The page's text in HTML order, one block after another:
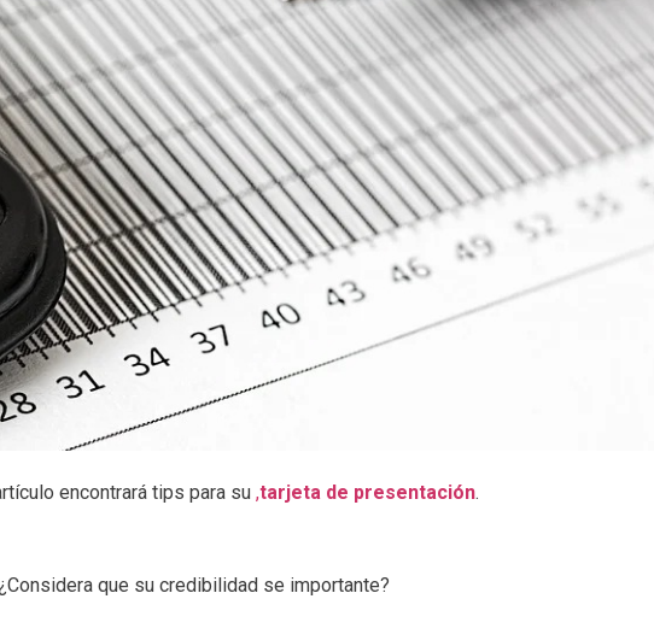
encontrará tips para su,tarjeta de presentación.
que su credibilidad se importante?